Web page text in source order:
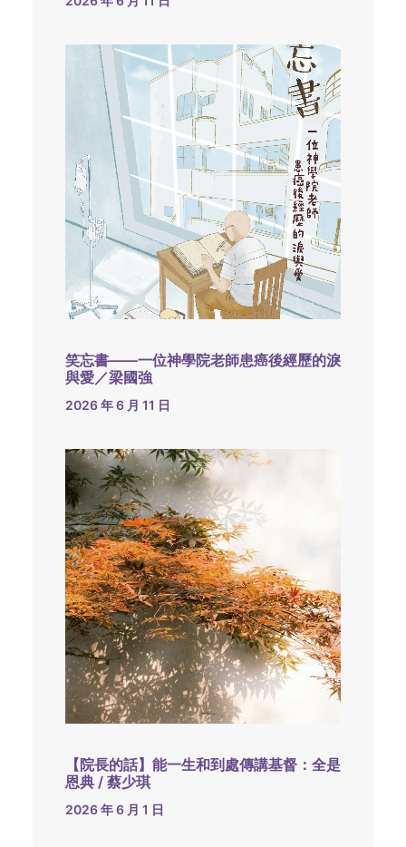
笑忘書——一位神學院老師患癌後經歷的淚
與愛／梁國強
2026 年 6 月 11 日
【院長的話】能一生和到處傳講基督：全是
恩典 / 蔡少琪
2026 年 6 月 1 日